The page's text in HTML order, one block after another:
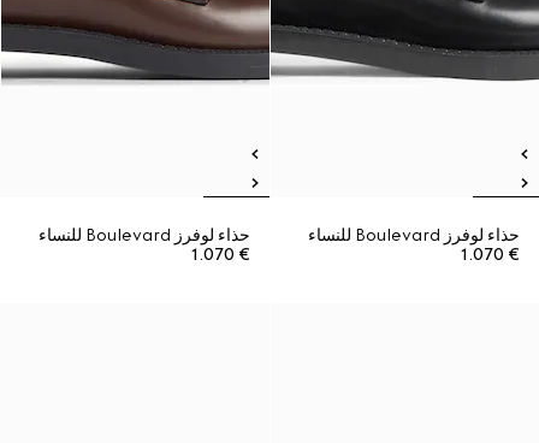
حذاء لوفرز Boulevard للنساء
€ 1.070
حذاء لوفرز Boulevard للنساء
€ 1.070